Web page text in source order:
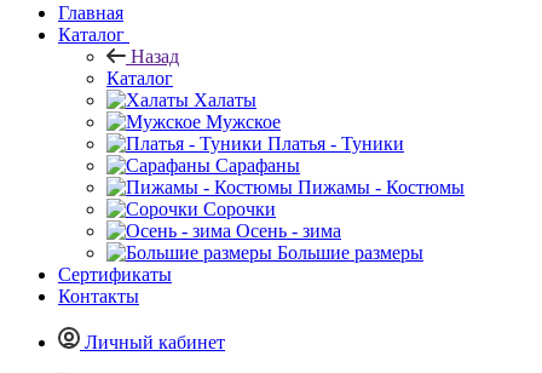
Главная
Каталог
Назад
Каталог
Халаты
Мужское
Платья - Туники
Сарафаны
Пижамы - Костюмы
Сорочки
Oсень - зима
Большие размеры
Сертификаты
Контакты
Личный кабинет